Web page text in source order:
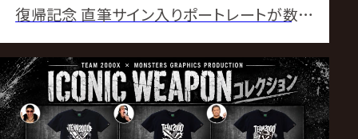
復帰記念 直筆サイン入りポートレートが数量
限定で登場！